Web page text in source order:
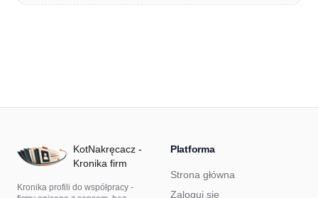
KotNakręcacz -
Kronika firm
Kronika profili do współpracy -
Platforma
Strona główna
Zaloguj się